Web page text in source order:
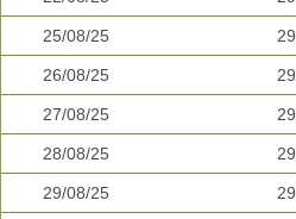
25/08/25
26/08/25
27/08/25
28/08/25
29/08/25